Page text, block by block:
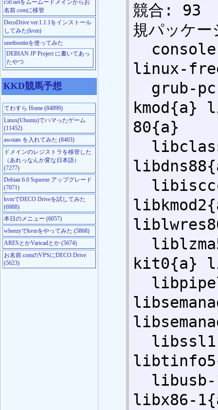
競合:
規パッケ
linux-
80{a}
kit0{a}
libx86-
r50.netをムームードメインからお
名前.comに移管
DecoDrive ver.1.1.1をインストール
してみた(kvm)
unetbootinを使ってみた
DEBIAN JP Project に書いてあっ
たやつ
KKD競馬予想
てわすら Home (84899)
Linux(Ubuntu)でハマったゲーム
(11452)
awstats を入れてみた (8403)
ドメインのレジストラを移管した
（あれっなんか変な日本語）
(7277)
Debian 6.0 Squeeze アップグレード
(7071)
kvmでDECO Driveを試してみた
(6988)
本日のメニュー (6057)
wheezyでkvmをやってみた (5868)
ARESとかVaricadとか (5674)
お名前.comのVPSにDECO Drive
(5623)